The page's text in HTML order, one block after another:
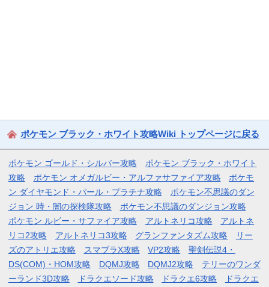
ポケモン ブラック・ホワイト攻略Wiki トップページに戻る
ポケモン ゴールド・シルバー攻略
ポケモン ブラック・ホワイト
攻略
ポケモン オメガルビー・アルファサファイア攻略
ポケモ
ン ダイヤモンド・パール・プラチナ攻略
ポケモン不思議のダン
ジョン 時・闇の探検隊攻略
ポケモン不思議のダンジョン攻略
ポケモン ルビー・サファイア攻略
アルトネリコ攻略
アルトネ
リコ2攻略
アルトネリコ3攻略 グランファンタズム攻略
リー
ズのアトリエ攻略
スマブラX攻略 VP2攻略
聖剣伝説4・
DS(COM)・HOM攻略
DQMJ攻略 DQMJ2攻略
テリーのワンダ
ーランド3D攻略
ドラクエソード攻略 ドラクエ6攻略 ドラクエ